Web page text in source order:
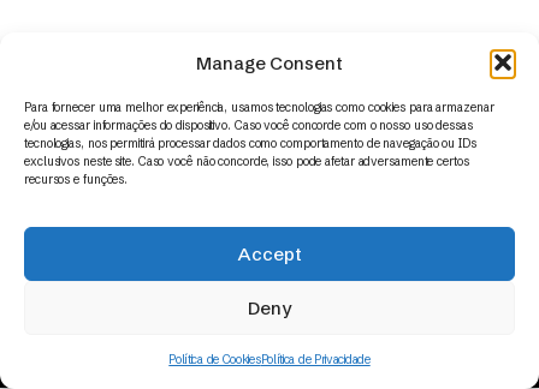
Manage Consent
Para fornecer uma melhor experiência, usamos tecnologias como cookies para armazenar
e/ou acessar informações do dispositivo. Caso você concorde com o nosso uso dessas
tecnologias, nos permitirá processar dados como comportamento de navegação ou IDs
exclusivos neste site. Caso você não concorde, isso pode afetar adversamente certos
recursos e funções.
Accept
Deny
Política de CookiesPolítica de Privacidade
© 2014 – 2026 | Appus HR Analytics – www.appus.com –